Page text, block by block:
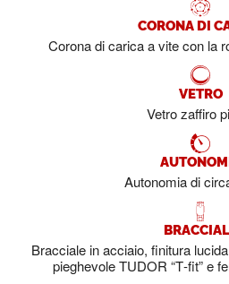
CORONA DI
Corona di carica a vite con la
VETRO
Vetro zaffiro
Autonomia di
Bracciale in acciaio, finitura
pieghevole TUDOR “T‑fit” e